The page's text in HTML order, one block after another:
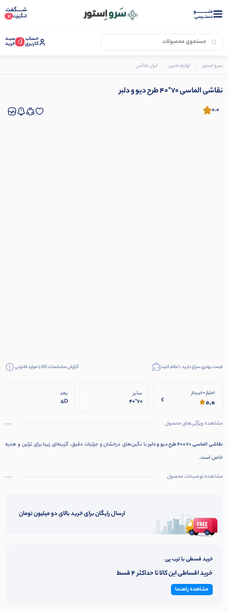
منــــــــــــو
دستــرسی
شـــــگفت
انگیزت
حساب
کاربری (: سبـد
خرید
سرو استور لوازم تحریر ابزار نقاشی و رنگ آمیزی
نقاشی الماسی 70*40 طرح دیو و دلبر
0.0
قیمت بهتری سراغ دارید ، اعلام کنید گزارش مشخصات کالا یا موارد قانونی
امتیاز 0 خریدار
0.0
سایز
70*40
بعد
5D
مشاهده ویژگی‌های محصول
نقاشی الماسی ۷۰×۴۰ طرح دیو و دلبر
با نگین‌های درخشان و جزئیات دقیق، گزینه‌ای زیبا برای تزئین و هدیه
خاص است.
مشاهده توضیحات محصول
ارسال رایگان برای خرید بالای دو میلیون تومان
خرید قسطی با ترب پی
خرید اقساطی این کالا تا حداکثر 4 قسط
مشاهده راهنما